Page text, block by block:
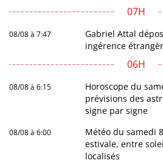
07H
08/08 à 7:47
Gabriel Attal
ingérence
06H
08/08 à 6:15
Horoscope du
prévisions des
signe par signe
08/08 à 6:00
Météo du samedi
estivale, entre
localisés